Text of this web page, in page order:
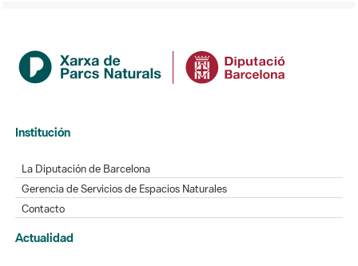
Institución
La Diputación de Barcelona
Gerencia de Servicios de Espacios Naturales
Contacto
Actualidad